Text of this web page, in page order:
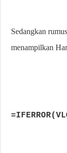
Sedangkan
menampilkan